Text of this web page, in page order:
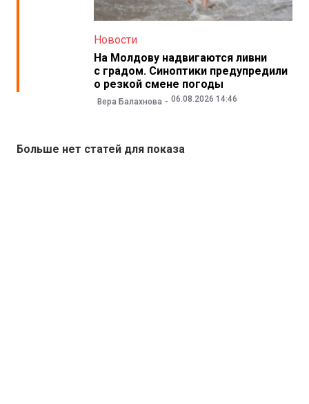
Новости
На Молдову надвигаются ливни
с градом. Синоптики предупредили
о резкой смене погоды
Вера Балахнова 06.08.2026 14:46
Больше нет статей для показа